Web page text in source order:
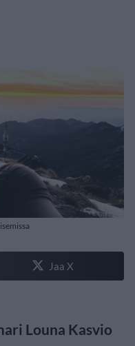
Jaa X
Louna Kasvio